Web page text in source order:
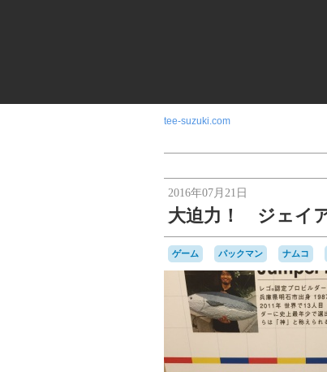
tee-suzuki.com
2016年07月21日
大迫力！ ジェイ
ゲーム パックマン ナムコ